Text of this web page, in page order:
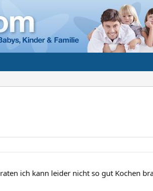
ich kann leider nicht so gut Kochen